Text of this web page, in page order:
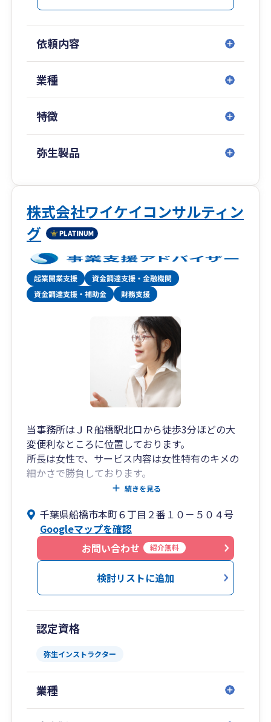
依頼内容
業種
特徴
弥生製品
株式会社ワイケイコンサルティン
グ
当事務所はＪＲ船橋駅北口から徒歩3分ほどの大
変便利なところに位置しております。
所長は女性で、サービス内容は女性特有のキメの
細かさで勝負しております。
所員は、所長のほかに弥生のインストラクター2
計7名という事務所です。
続きを見る
千葉県船橋市本町６丁目２番１０－５０４号
Googleマップを確認
お問い合わせ
紹介無料
検討リストに追加
認定資格
弥生インストラクター
業種